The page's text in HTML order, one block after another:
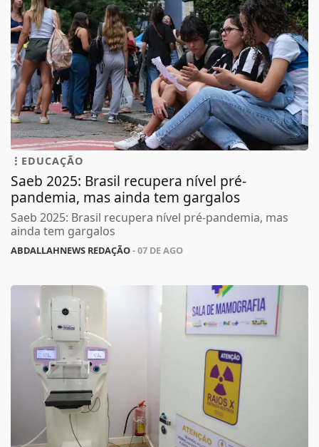
EDUCAÇÃO
Saeb 2025: Brasil recupera nível pré-
pandemia, mas ainda tem gargalos
Saeb 2025: Brasil recupera nível pré-pandemia, mas
ainda tem gargalos
ABDALLAHNEWS REDAÇÃO- 07 DE AGO